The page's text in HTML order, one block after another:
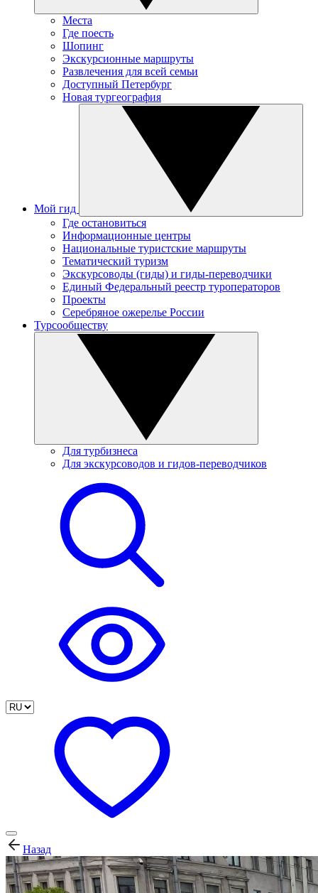
Места
Где поесть
Шопинг
Экскурсионные маршруты
Развлечения для всей семьи
Доступный Петербург
Новая тургеография
Мой гид
Где остановиться
Информационные центры
Национальные туристские маршруты
Тематический туризм
Экскурсоводы (гиды) и гиды-переводчики
Единый Федеральный реестр туроператоров
Проекты
Серебряное ожерелье России
Турсообществу
Для турбизнеса
Для экскурсоводов и гидов-переводчиков
Назад